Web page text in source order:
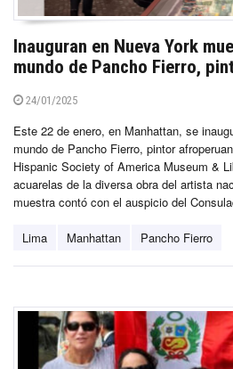
Inauguran en Nueva York
mundo de Pancho Fierro,
24/01/2025
Este 22 de enero, en Manhattan, se
mundo de Pancho Fierro, pintor
Hispanic Society of America Museum &
acuarelas de la diversa obra del artista
muestra contó con el auspicio del
Lima Manhattan Pancho Fierro